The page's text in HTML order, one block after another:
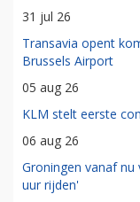
31 jul 26
Transavia opent
Brussels Airport
05 aug 26
KLM stelt eerste
06 aug 26
Groningen vanaf nu
uur rijden'